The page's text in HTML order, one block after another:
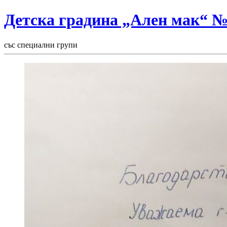
Детска градина „Ален мак“
със специални групи